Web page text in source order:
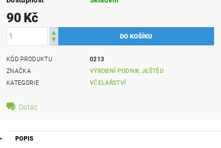
90 Kč
KÓD PRODUKTU
0213
ZNAČKA
VÝROBNÍ PODNIK JEŠTĚD
KATEGORIE
VČELAŘSTVÍ
Dotaz
POPIS